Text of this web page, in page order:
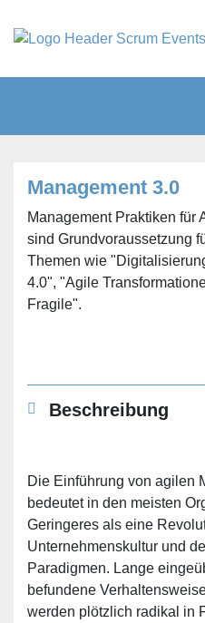
Management 3.0
Management Praktiken für
sind Grundvoraussetzung
Themen wie
4.0", "Agile
Fragile".
Beschreibung
Die Einführung von agilen
bedeutet in den meisten
Geringeres als eine
Unternehmenskultur und
Paradigmen. Lange
befundene
werden plötzlich radikal in